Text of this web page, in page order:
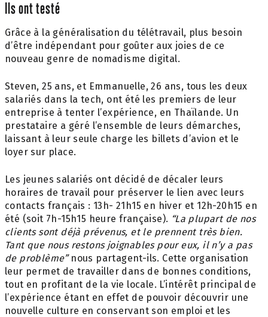
Ils ont testé
Grâce à la généralisation du télétravail, plus besoin
d’être indépendant pour goûter aux joies de ce
nouveau genre de nomadisme digital.
Steven, 25 ans, et Emmanuelle, 26 ans, tous les deux
salariés dans la tech, ont été les premiers de leur
entreprise à tenter l’expérience, en Thaïlande. Un
prestataire a géré l’ensemble de leurs démarches,
laissant à leur seule charge les billets d’avion et le
loyer sur place.
Les jeunes salariés ont décidé de décaler leurs
horaires de travail pour préserver le lien avec leurs
contacts français : 13h- 21h15 en hiver et 12h-20h15 en
été (soit 7h-15h15 heure française). “La plupart de nos
clients sont déjà prévenus, et le prennent très bien.
Tant que nous restons joignables pour eux, il n’y a pas
de problème” nous partagent-ils. Cette organisation
leur permet de travailler dans de bonnes conditions,
tout en profitant de la vie locale. L’intérêt principal de
l’expérience étant en effet de pouvoir découvrir une
nouvelle culture en conservant son emploi et les